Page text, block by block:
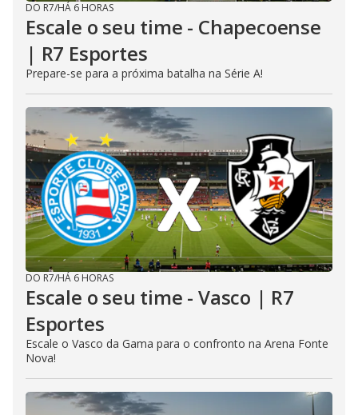
DO R7/HÁ 6 HORAS
Escale o seu time - Chapecoense
| R7 Esportes
Prepare-se para a próxima batalha na Série A!
DO R7/HÁ 6 HORAS
Escale o seu time - Vasco | R7
Esportes
Escale o Vasco da Gama para o confronto na Arena Fonte
Nova!